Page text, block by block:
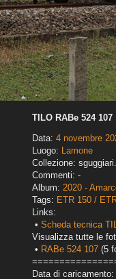
TILO RABe 524 107
Data: 4 novembre
Luogo: Lamone
Collezione:
Commenti: -
Album: 2020 -
Tags: ETR 150 /
Links:
• Scheda tecnica
Visualizza tutte le
• RABe 524 107 (5
Data di